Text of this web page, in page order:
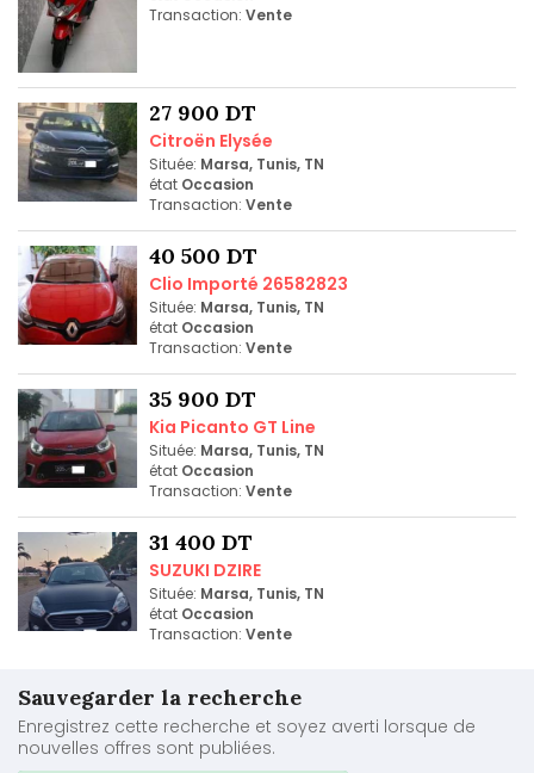
Transaction: Vente
27 900 DT
Citroën Elysée
Située: Marsa, Tunis, TN
état Occasion
Transaction: Vente
40 500 DT
Clio Importé 26582823
Située: Marsa, Tunis, TN
état Occasion
Transaction: Vente
35 900 DT
Kia Picanto GT Line
Située: Marsa, Tunis, TN
état Occasion
Transaction: Vente
31 400 DT
SUZUKI DZIRE
Située: Marsa, Tunis, TN
état Occasion
Transaction: Vente
Sauvegarder la recherche
Enregistrez cette recherche et soyez averti lorsque de
nouvelles offres sont publiées.